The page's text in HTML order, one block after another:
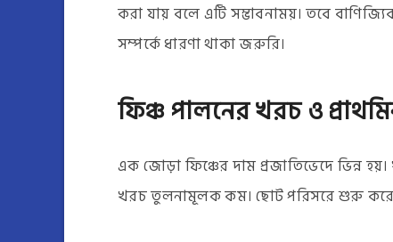
করা যায় বলে এটি সম্ভাবনাময়। তবে
সম্পর্কে ধারণা থাকা জরুরি।
ফিঞ্চ পালনের খরচ ও
এক জোড়া ফিঞ্চের দাম প্রজাতিভেদে ভিন্ন হয়।
খরচ তুলনামূলক কম। ছোট পরিসরে শুরু করে